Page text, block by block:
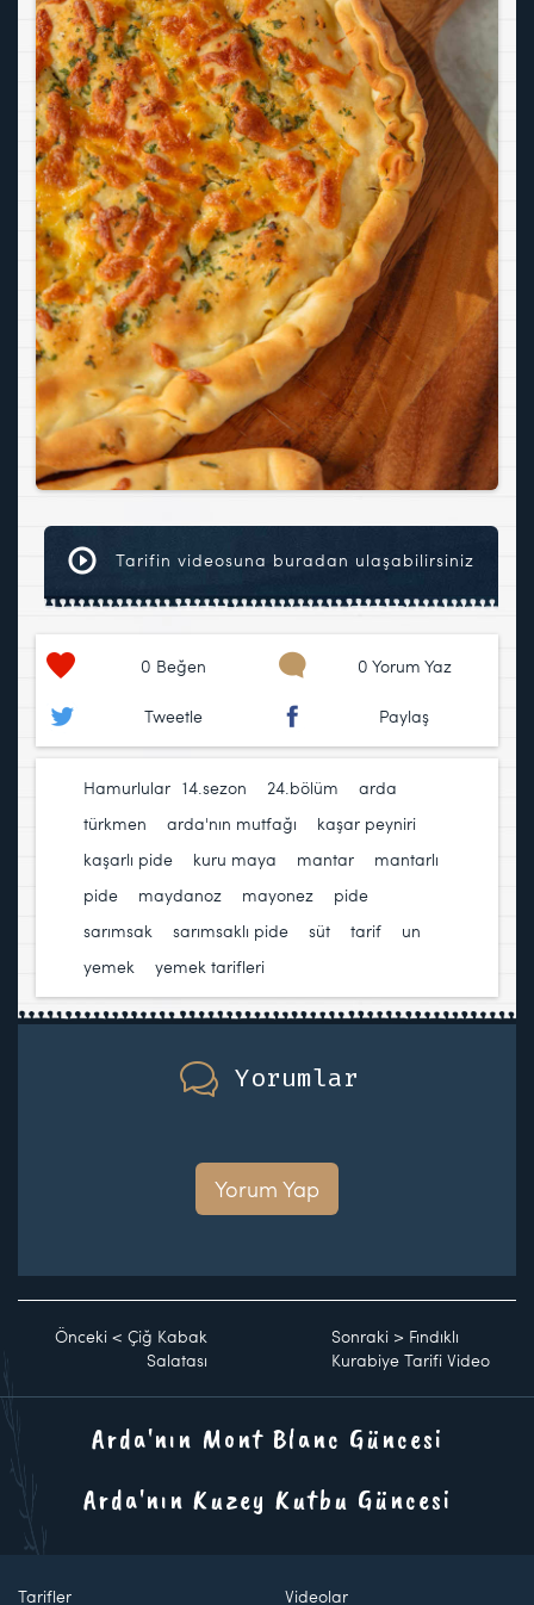
Tarifin videosuna buradan ulaşabilirsiniz
0 Beğen 0 Yorum Yaz
Tweetle Paylaş
Hamurlular 14.sezon 24.bölüm
arda
türkmen
arda'nın mutfağı kaşar peyniri
kaşarlı pide
kuru maya mantar
mantarlı
pide
maydanoz mayonez pide
sarımsak
sarımsaklı pide süt tarif un
yemek
yemek tarifleri
Yorumlar
Yorum Yap
Önceki < Çiğ Kabak
Salatası
Sonraki > Fındıklı
Kurabiye Tarifi Video
Arda'nın Mont Blanc Güncesi
Arda'nın Kuzey Kutbu Güncesi
Tarifler Videolar